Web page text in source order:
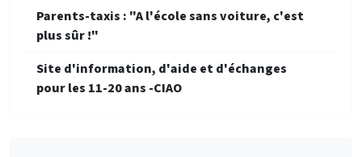
Parents-taxis : "A l'école sans voiture, c'est
plus sûr !"
Site d'information, d'aide et d'échanges
pour les 11-20 ans -CIAO